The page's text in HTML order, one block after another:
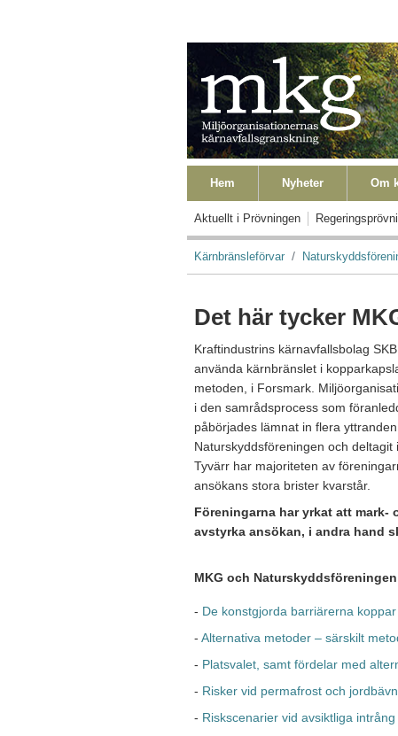
Primära länkar
Hem Nyheter Om
Primära länkar Level2
Aktuellt i Prövningen
Länkstig
Kärnbränsleförvar
Det här tycker
Kraftindustrins kärnavfallsbolag
använda kärnbränslet i
metoden, i Forsmark.
i den samrådsprocess som
påbörjades lämnat in flera
Naturskyddsföreningen och
Tyvärr har majoriteten av
ansökans stora brister kvarstår.
Föreningarna har yrkat att mark-
avstyrka ansökan, i andra hand
MKG och
- De konstgjorda barriärerna
- Alternativa metoder – särskilt
- Platsvalet, samt fördelar med
- Risker vid permafrost och
- Riskscenarier vid avsiktliga intrång